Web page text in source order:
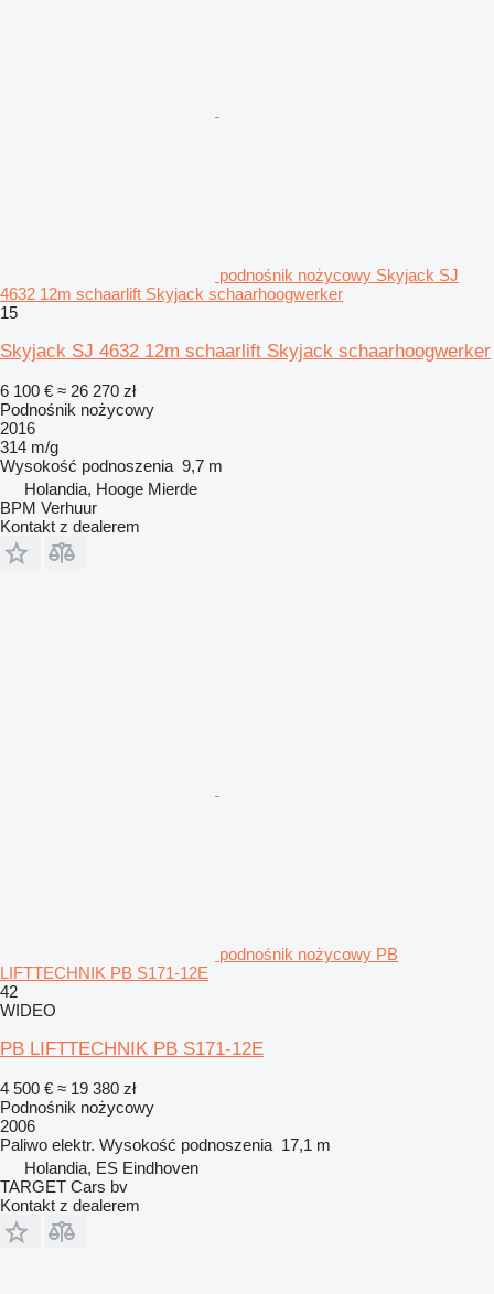
podnośnik nożycowy Skyjack SJ
4632 12m schaarlift Skyjack schaarhoogwerker
15
Skyjack SJ 4632 12m schaarlift Skyjack schaarhoogwerker
6 100 € ≈ 26 270 zł
Podnośnik nożycowy
2016
314 m/g
Wysokość podnoszenia 9,7 m
Holandia, Hooge Mierde
BPM Verhuur
Kontakt z dealerem
podnośnik nożycowy PB
LIFTTECHNIK PB S171-12E
42
WIDEO
PB LIFTTECHNIK PB S171-12E
4 500 € ≈ 19 380 zł
Podnośnik nożycowy
2006
Paliwo elektr. Wysokość podnoszenia 17,1 m
Holandia, ES Eindhoven
TARGET Cars bv
Kontakt z dealerem